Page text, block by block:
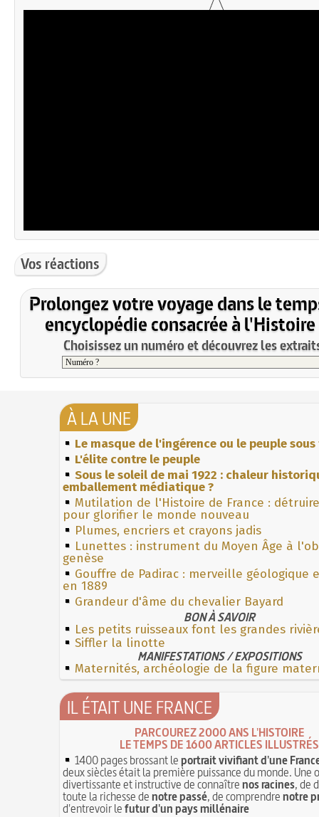
Vos réactions
Prolongez votre voyage dans le
encyclopédie consacrée à l'Histoire
Choisissez un numéro et découvrez les
À LA UNE
Le masque de l'ingérence ou le peuple
L'élite contre le peuple
Sous le soleil de mai 1922 : chaleur
emballement médiatique ?
Mutilation de l'Histoire de France :
pour glorifier le monde nouveau
Plumes, encriers et crayons jadis
Lunettes : instrument du Moyen Âge à
genèse
Gouffre de Padirac : merveille géologique
en 1889
Grandeur d'âme du chevalier Bayard
BON À SAVOIR
Les petits ruisseaux font les grandes
Siffler la linotte
MANIFESTATIONS / EXPOSITIONS
Maternités, archéologie de la figure
IL ÉTAIT UNE FRANCE
PARCOUREZ 2000 ANS L'HISTOIRE
LE TEMPS DE 1600 ARTICLES ILLUSTRÉS
1400 pages brossant leportrait vivifiant d'une
deux siècles était la première puissance du monde. Une
divertissante et instructive de connaîtrenos racines, de
toute la richesse denotre passé, de comprendrenotre
d'entrevoir lefutur d'un pays millénaire